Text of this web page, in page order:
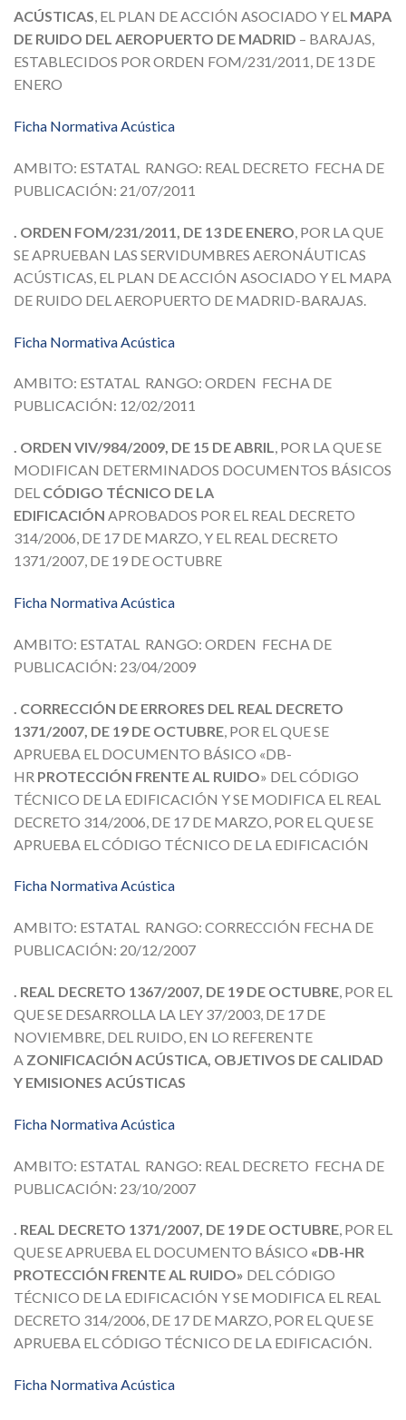
ACÚSTICAS, EL PLAN DE ACCIÓN ASOCIADO Y EL MAPA
DE RUIDO DEL AEROPUERTO DE MADRID – BARAJAS,
ESTABLECIDOS POR ORDEN FOM/231/2011, DE 13 DE
ENERO
Ficha Normativa Acústica
AMBITO: ESTATAL RANGO: REAL DECRETO FECHA DE
PUBLICACIÓN: 21/07/2011
. ORDEN FOM/231/2011, DE 13 DE ENERO , POR LA QUE
SE APRUEBAN LAS SERVIDUMBRES AERONÁUTICAS
ACÚSTICAS, EL PLAN DE ACCIÓN ASOCIADO Y EL MAPA
DE RUIDO DEL AEROPUERTO DE MADRID-BARAJAS.
Ficha Normativa Acústica
AMBITO: ESTATAL RANGO: ORDEN FECHA DE
PUBLICACIÓN: 12/02/2011
. ORDEN VIV/984/2009, DE 15 DE ABRIL, POR LA QUE SE
MODIFICAN DETERMINADOS DOCUMENTOS BÁSICOS
DEL CÓDIGO TÉCNICO DE LA
EDIFICACIÓN APROBADOS POR EL REAL DECRETO
314/2006, DE 17 DE MARZO, Y EL REAL DECRETO
1371/2007, DE 19 DE OCTUBRE
Ficha Normativa Acústica
AMBITO: ESTATAL RANGO: ORDEN FECHA DE
PUBLICACIÓN: 23/04/2009
. CORRECCIÓN DE ERRORES DEL REAL DECRETO
1371/2007, DE 19 DE OCTUBRE , POR EL QUE SE
APRUEBA EL DOCUMENTO BÁSICO «DB-
HR PROTECCIÓN FRENTE AL RUIDO» DEL CÓDIGO
TÉCNICO DE LA EDIFICACIÓN Y SE MODIFICA EL REAL
DECRETO 314/2006, DE 17 DE MARZO, POR EL QUE SE
APRUEBA EL CÓDIGO TÉCNICO DE LA EDIFICACIÓN
Ficha Normativa Acústica
AMBITO: ESTATAL RANGO: CORRECCIÓN FECHA DE
PUBLICACIÓN: 20/12/2007
. REAL DECRETO 1367/2007, DE 19 DE OCTUBRE, POR EL
QUE SE DESARROLLA LA LEY 37/2003, DE 17 DE
NOVIEMBRE, DEL RUIDO, EN LO REFERENTE
A ZONIFICACIÓN ACÚSTICA, OBJETIVOS DE CALIDAD
Y EMISIONES ACÚSTICAS
Ficha Normativa Acústica
AMBITO: ESTATAL RANGO: REAL DECRETO FECHA DE
PUBLICACIÓN: 23/10/2007
. REAL DECRETO 1371/2007, DE 19 DE OCTUBRE, POR EL
QUE SE APRUEBA EL DOCUMENTO BÁSICO «DB-HR
PROTECCIÓN FRENTE AL RUIDO» DEL CÓDIGO
TÉCNICO DE LA EDIFICACIÓN Y SE MODIFICA EL REAL
DECRETO 314/2006, DE 17 DE MARZO, POR EL QUE SE
APRUEBA EL CÓDIGO TÉCNICO DE LA EDIFICACIÓN.
Ficha Normativa Acústica